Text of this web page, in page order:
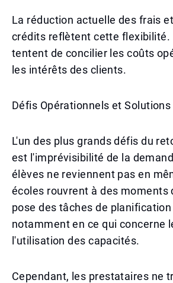
La réduction actuelle des frais
crédits reflètent cette flexibilité.
tentent de concilier les coûts
les intérêts des clients.
Défis Opérationnels et Solutions
L'un des plus grands défis du
est l'imprévisibilité de la
élèves ne reviennent pas en
écoles rouvrent à des moments
pose des tâches de
notamment en ce qui concerne
l'utilisation des capacités.
Cependant, les prestataires ne